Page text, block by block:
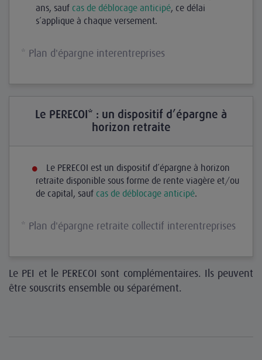
ans, sauf cas de déblocage anticipé, ce délai
s’applique à chaque versement.
* Plan d'épargne interentreprises
Le PERECOI* : un dispositif d’épargne à
horizon retraite
Le PERECOI est un dispositif d’épargne à horizon
retraite disponible sous forme de rente viagère et/ou
de capital, sauf cas de déblocage anticipé.
* Plan d'épargne retraite collectif interentreprises
Le PEI et le PERECOI sont complémentaires. Ils peuvent
être souscrits ensemble ou séparément.